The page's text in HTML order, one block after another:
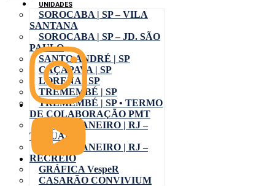
UNIDADES
SOROCABA | SP – VILA
SANTANA
SOROCABA | SP – JD. SÃO
PAULO
SANTO ANDRÉ | SP
CAÇAPAVA | SP
LORENA | SP
TREMEMBÉ | SP
TREMEMBÉ | SP • TERMO
DE COLABORAÇÃO PMT
RIO DE JANEIRO | RJ –
TAQUARA
RIO DE JANEIRO | RJ –
RECREIO
GRÁFICA VespeR
CASARÃO CONVIVIUM